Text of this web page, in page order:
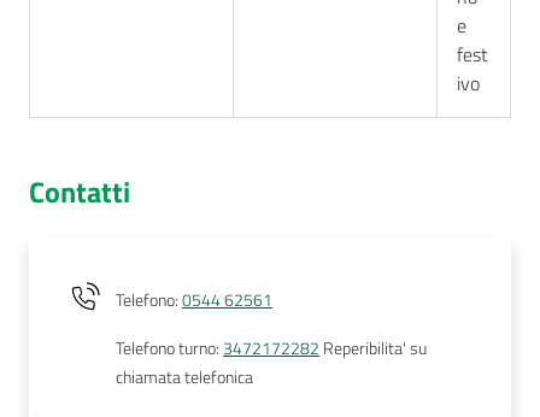
e
fest
ivo
Contatti
Telefono:0544 62561
Telefono turno: 3472172282 Reperibilita' su
chiamata telefonica